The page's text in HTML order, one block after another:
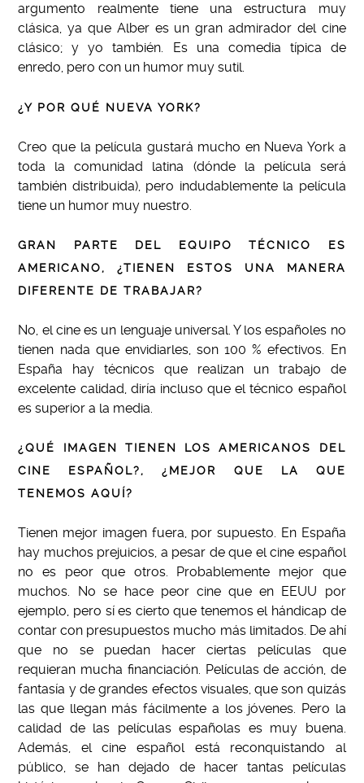
argumento realmente tiene una estructura muy
clásica, ya que Alber es un gran admirador del cine
clásico; y yo también. Es una comedia típica de
enredo, pero con un humor muy sutil.
¿Y POR QUÉ NUEVA YORK?
Creo que la película gustará mucho en Nueva York a
toda la comunidad latina (dónde la película será
también distribuida), pero indudablemente la película
tiene un humor muy nuestro.
GRAN PARTE DEL EQUIPO TÉCNICO ES
AMERICANO, ¿TIENEN ESTOS UNA MANERA
DIFERENTE DE TRABAJAR?
No, el cine es un lenguaje universal. Y los españoles no
tienen nada que envidiarles, son 100 % efectivos. En
España hay técnicos que realizan un trabajo de
excelente calidad, diría incluso que el técnico español
es superior a la media.
¿QUÉ IMAGEN TIENEN LOS AMERICANOS DEL
CINE ESPAÑOL?, ¿MEJOR QUE LA QUE
TENEMOS AQUÍ?
Tienen mejor imagen fuera, por supuesto. En España
hay muchos prejuicios, a pesar de que el cine español
no es peor que otros. Probablemente mejor que
muchos. No se hace peor cine que en EEUU por
ejemplo, pero sí es cierto que tenemos el hándicap de
contar con presupuestos mucho más limitados. De ahí
que no se puedan hacer ciertas películas que
requieran mucha financiación. Películas de acción, de
fantasía y de grandes efectos visuales, que son quizás
las que llegan más fácilmente a los jóvenes. Pero la
calidad de las películas españolas es muy buena.
Además, el cine español está reconquistando al
público, se han dejado de hacer tantas películas